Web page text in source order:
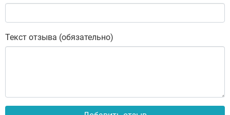
Текст отзыва (обязательно)